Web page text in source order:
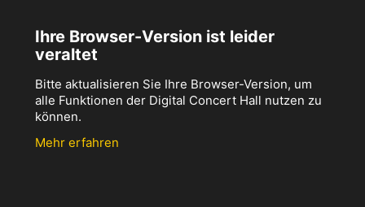
Ihre Browser-Version ist leider
veraltet
Bitte aktualisieren Sie Ihre Browser-Version, um
alle Funktionen der Digital Concert Hall nutzen zu
können.
Mehr erfahren